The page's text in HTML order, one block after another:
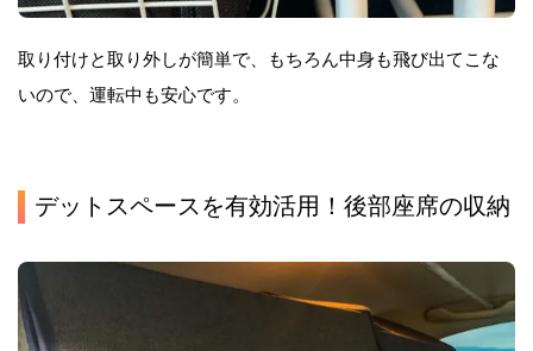
取り付けと取り外しが簡単で、もちろん中身も飛び出てこな
いので、運転中も安心です。
デットスペースを有効活用！後部座席の収納